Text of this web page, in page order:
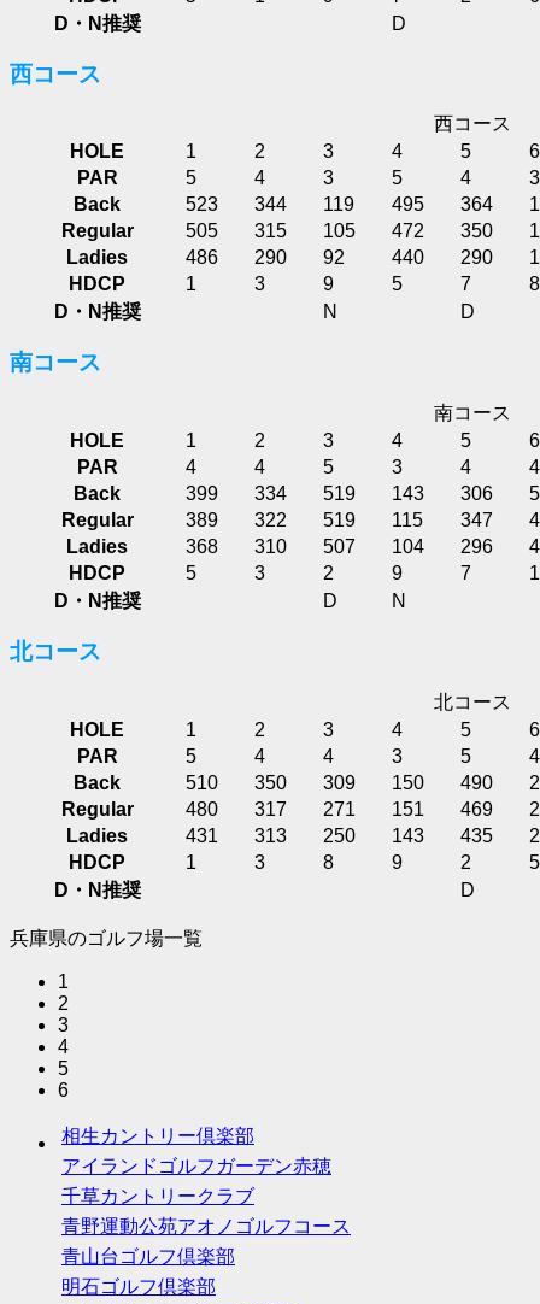
D・N推奨
D
西コース
西コース
HOLE
1 2 3 4 5
6
PAR
5 4 3 5 4
3
Back
523 344 119 495 364
Regular
505 315 105 472 350
Ladies
486 290 92 440 290
HDCP
1 3 9 5 7
8
D・N推奨
N D
南コース
南コース
HOLE
1 2 3 4 5
6
PAR
4 4 5 3 4
4
Back
399 334 519 143 306
Regular
389 322 519 115 347
Ladies
368 310 507 104 296
HDCP
5 3 2 9 7
1
D・N推奨
D N
北コース
北コース
HOLE
1 2 3 4 5
6
PAR
5 4 4 3 5
4
Back
510 350 309 150 490
Regular
480 317 271 151 469
Ladies
431 313 250 143 435
HDCP
1 3 8 9 2
5
D・N推奨
D
兵庫県のゴルフ場一覧
1
2
3
4
5
6
相生カントリー倶楽部
アイランドゴルフガーデン赤穂
千草カントリークラブ
青野運動公苑アオノゴルフコース
青山台ゴルフ倶楽部
明石ゴルフ倶楽部